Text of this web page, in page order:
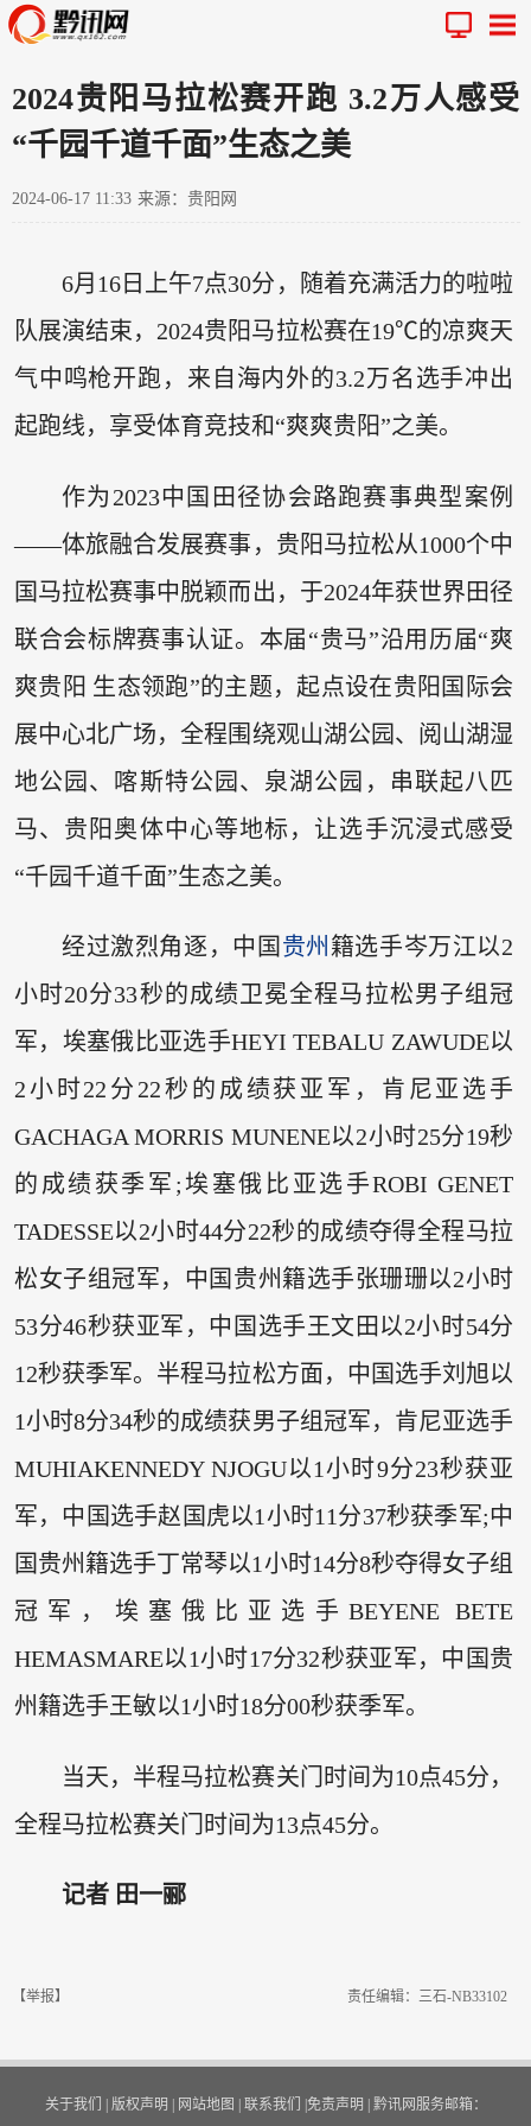
2024贵阳马拉松赛开跑 3.2万人感受
“千园千道千面”生态之美
2024-06-17 11:33 来源：贵阳网
6月16日上午7点30分，随着充满活力的啦啦
队展演结束，2024贵阳马拉松赛在19℃的凉爽天
气中鸣枪开跑，来自海内外的3.2万名选手冲出
起跑线，享受体育竞技和“爽爽贵阳”之美。
作为2023中国田径协会路跑赛事典型案例
——体旅融合发展赛事，贵阳马拉松从1000个中
国马拉松赛事中脱颖而出，于2024年获世界田径
联合会标牌赛事认证。本届“贵马”沿用历届“爽
爽贵阳 生态领跑”的主题，起点设在贵阳国际会
展中心北广场，全程围绕观山湖公园、阅山湖湿
地公园、喀斯特公园、泉湖公园，串联起八匹
马、贵阳奥体中心等地标，让选手沉浸式感受
“千园千道千面”生态之美。
经过激烈角逐，中国 贵州 籍选手岑万江以2
小时20分33秒的成绩卫冕全程马拉松男子组冠
军，埃塞俄比亚选手HEYI TEBALU ZAWUDE以
2小时22分22秒的成绩获亚军，肯尼亚选手
GACHAGA MORRIS MUNENE以2小时25分19秒
的成绩获季军;埃塞俄比亚选手ROBI GENET
TADESSE以2小时44分22秒的成绩夺得全程马拉
松女子组冠军，中国贵州籍选手张珊珊以2小时
53分46秒获亚军，中国选手王文田以2小时54分
12秒获季军。半程马拉松方面，中国选手刘旭以
1小时8分34秒的成绩获男子组冠军，肯尼亚选手
MUHIAKENNEDY NJOGU以1小时9分23秒获亚
军，中国选手赵国虎以1小时11分37秒获季军;中
国贵州籍选手丁常琴以1小时14分8秒夺得女子组
冠军，埃塞俄比亚选手BEYENE BETE
HEMASMARE以1小时17分32秒获亚军，中国贵
州籍选手王敏以1小时18分00秒获季军。
当天，半程马拉松赛关门时间为10点45分，
全程马拉松赛关门时间为13点45分。
记者 田一郦
【举报】 责任编辑：三石-NB33102
关于我们 | 版权声明 | 网站地图 | 联系我们 |免责声明 | 黔讯网服务邮箱：